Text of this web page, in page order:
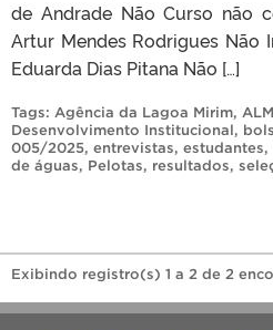
de Andrade Não Curso não
Artur Mendes Rodrigues
Eduarda Dias Pitana Não […]
Tags: Agência da Lagoa Mirim, ALM
Desenvolvimento Institucional,
005/2025, entrevistas, estudantes,
de águas, Pelotas, resultados,
Exibindo registro(s) 1 a 2 de 2